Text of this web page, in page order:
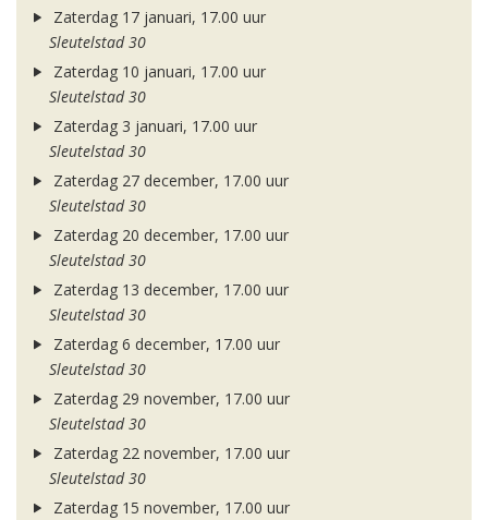
Zaterdag 17 januari, 17.00 uur
Sleutelstad 30
Zaterdag 10 januari, 17.00 uur
Sleutelstad 30
Zaterdag 3 januari, 17.00 uur
Sleutelstad 30
Zaterdag 27 december, 17.00 uur
Sleutelstad 30
Zaterdag 20 december, 17.00 uur
Sleutelstad 30
Zaterdag 13 december, 17.00 uur
Sleutelstad 30
Zaterdag 6 december, 17.00 uur
Sleutelstad 30
Zaterdag 29 november, 17.00 uur
Sleutelstad 30
Zaterdag 22 november, 17.00 uur
Sleutelstad 30
Zaterdag 15 november, 17.00 uur